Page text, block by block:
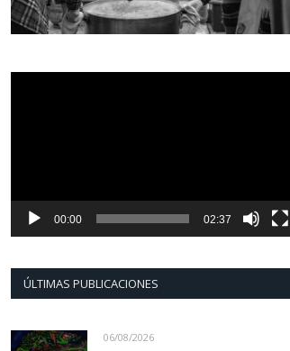
00:00 02:37
ÚLTIMAS PUBLICACIONES
06/08/2026